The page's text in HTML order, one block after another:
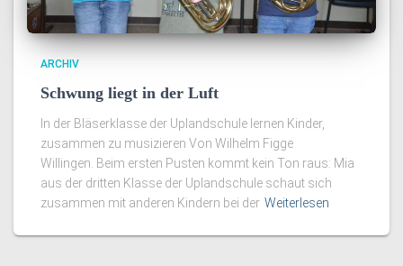
ARCHIV
Schwung liegt in der Luft
In der Bläserklasse der Uplandschule lernen Kinder,
zusammen zu musizieren Von Wilhelm Figge
Willingen. Beim ersten Pusten kommt kein Ton raus: Mia
aus der dritten Klasse der Uplandschule schaut sich
zusammen mit anderen Kindern bei der Weiterlesen